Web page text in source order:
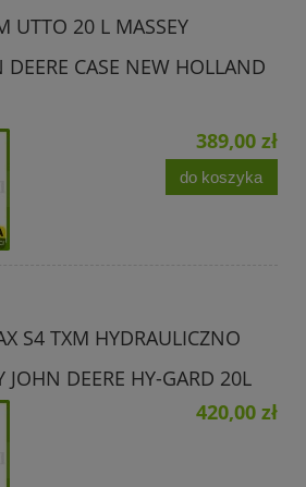
UTTO 20 L MASSEY
DEERE CASE NEW HOLLAND
389,00 zł
do koszyka
S4 TXM HYDRAULICZNO
JOHN DEERE HY-GARD 20L
420,00 zł